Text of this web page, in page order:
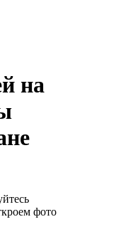
на
фото